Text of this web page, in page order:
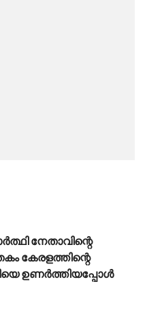
നേതാവിന്റെ
കേരളത്തിന്റെ
ഉണർത്തിയപ്പോൾ